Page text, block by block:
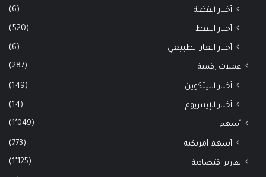
أخبار الفضة (6)
أخبار النفط (520)
أخبار الغاز الطبيعي (6)
عملات رقمية (287)
أخبار البيتكوين (149)
أخبار الإيثيريوم (14)
أسهم (1٬049)
أسهم أمريكية (773)
تقارير اقتصادية (1٬125)